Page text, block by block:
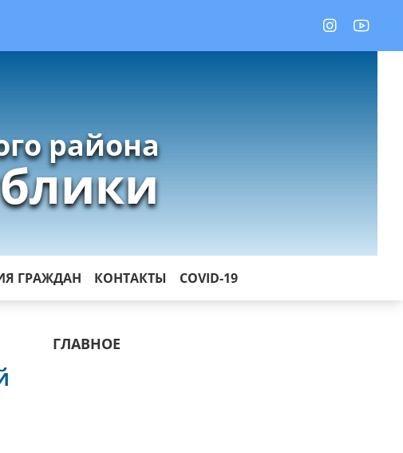
района
ГРАЖДАН КОНТАКТЫ COVID-19
ГЛАВНОЕ